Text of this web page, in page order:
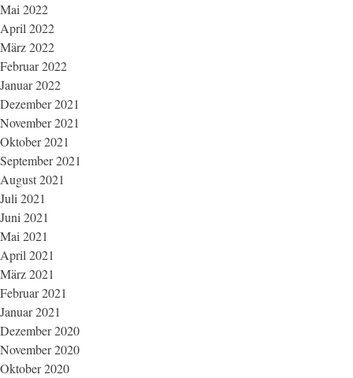
Mai 2022
April 2022
März 2022
Februar 2022
Januar 2022
Dezember 2021
November 2021
Oktober 2021
September 2021
August 2021
Juli 2021
Juni 2021
Mai 2021
April 2021
März 2021
Februar 2021
Januar 2021
Dezember 2020
November 2020
Oktober 2020